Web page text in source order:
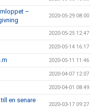
–
2020-05-29 08:00
2020-05-25 12:47
2020-05-14 16:17
2020-05-11 11:46
2020-04-07 12:07
2020-04-01 08:49
en senare
2020-03-17 09:27